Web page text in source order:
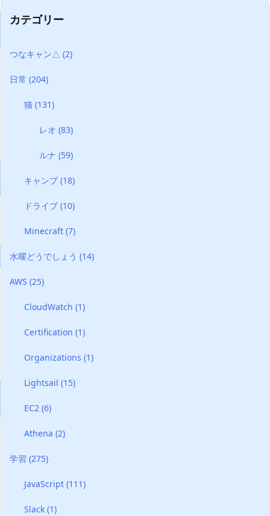
カテゴリー
つなキャン△ (2)
日常 (204)
猫(131)
レオ (83)
ルナ (59)
キャンプ(18)
ドライブ(10)
Minecraft(7)
水曜どうでしょう (14)
AWS (25)
CloudWatch(1)
Certification(1)
Organizations(1)
Lightsail(15)
EC2(6)
Athena(2)
学習 (275)
JavaScript(111)
Slack(1)